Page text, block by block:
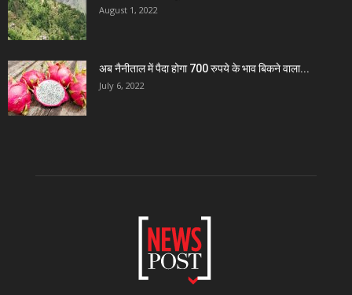
August 1, 2022
अब नैनीताल में पैदा होगा 700 रुपये के भाव बिकने वाला...
July 6, 2022